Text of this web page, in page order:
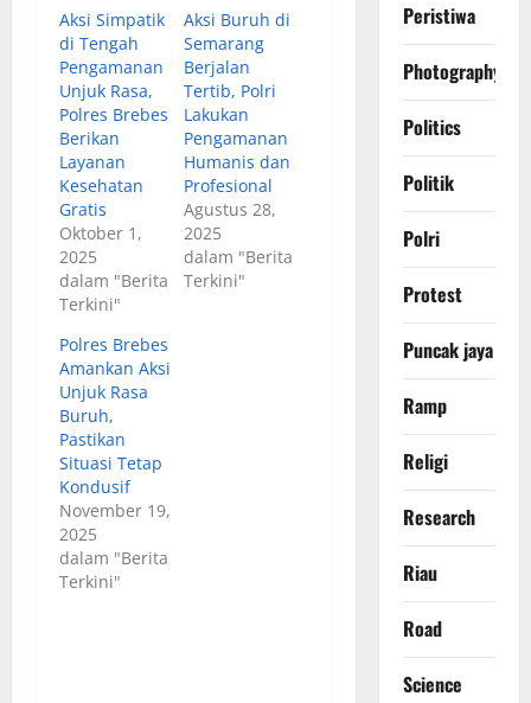
Aksi Simpatik
di Tengah
Pengamanan
Unjuk Rasa,
Polres Brebes
Berikan
Layanan
Kesehatan
Gratis
Oktober 1,
2025
dalam "Berita
Terkini"
Aksi Buruh di
Semarang
Berjalan
Tertib, Polri
Lakukan
Pengamanan
Humanis dan
Profesional
Agustus 28,
2025
dalam "Berita
Terkini"
Polres Brebes
Amankan Aksi
Unjuk Rasa
Buruh,
Pastikan
Situasi Tetap
Kondusif
November 19,
2025
dalam "Berita
Terkini"
Peristiwa
Photography
Politics
Politik
Polri
Protest
Puncak jaya
Ramp
Religi
Research
Riau
Road
Science